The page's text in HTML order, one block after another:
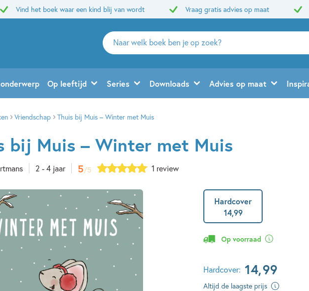
Vind het boek waar een kind blij van wordt Vraag gratis advies op maat
Zoeken
naar
en
uitgevers
Op leeftijd Series Downloads Advies op maat
Vriendschap Thuis bij Muis – Winter met Muis
bij Muis – Winter met Muis
2 - 4 jaar 5/5 1 review
Hardcover
14,99
Op voorraad
Hardcover: 14,99
Altijd de laagste prijs